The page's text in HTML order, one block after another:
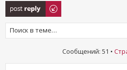
Ответить
Сообщений: 51 •